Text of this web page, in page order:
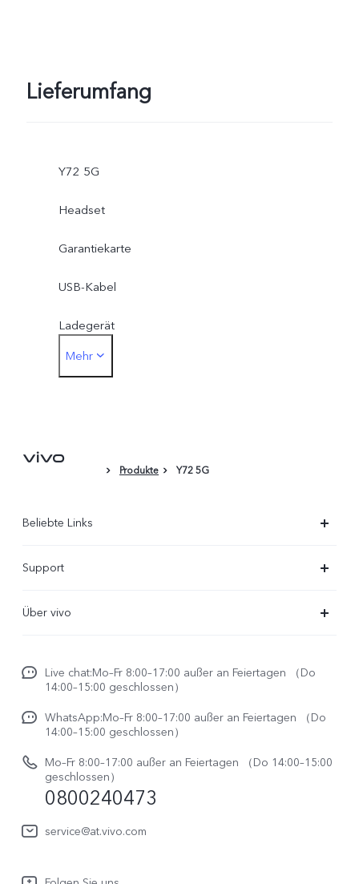
Lieferumfang
Y72 5G
Headset
Garantiekarte
USB-Kabel
Ladegerät
Sim-Werkzeug
Schnellstartanleitung
Mehr
Produkte Y72 5G
Beliebte Links
X300
V70 FE
vivo Buds Air3
Support
Funtouch OS
IMEI-Authentifizierung
System Verbesserung
Reparaturerfassung
Benutzerhandbuch
Log aktualisieren
Über vivo
Impressum
Rechtliche Hinweise
vivo Datenschutzcenter
Live chat:Mo–Fr 8:00–17:00 außer an Feiertagen （Do
14:00–15:00 geschlossen）
WhatsApp:Mo–Fr 8:00–17:00 außer an Feiertagen （Do
14:00–15:00 geschlossen）
Mo–Fr 8:00–17:00 außer an Feiertagen （Do 14:00–15:00
geschlossen）
0800240473
service@at.vivo.com